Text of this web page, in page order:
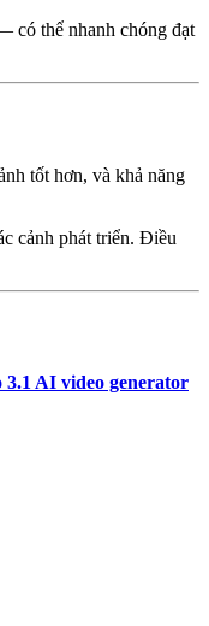
có thể nhanh chóng đạt
tốt hơn, và khả năng
cảnh phát triển. Điều
3.1 AI video generator